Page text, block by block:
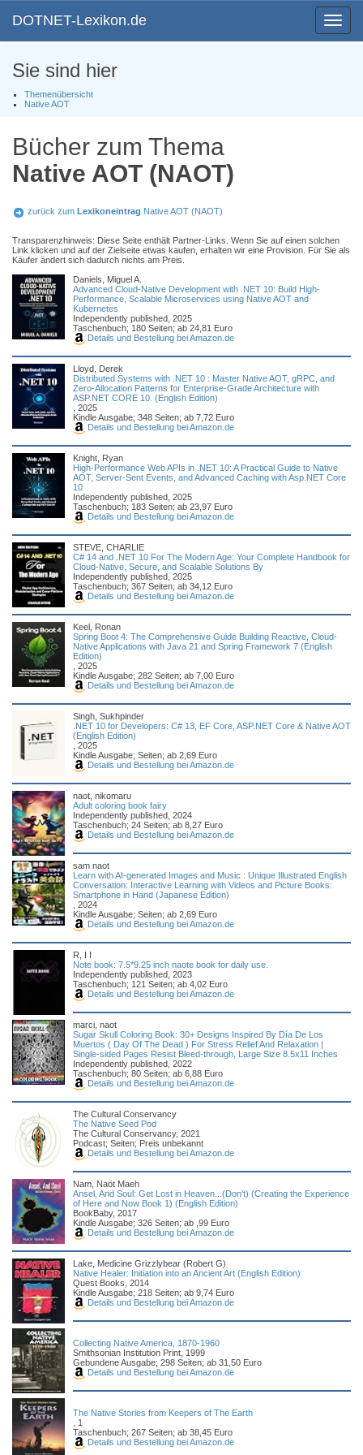
Toggle
DOTNET-Lexikon.de
Sie sind hier
Themenübersicht
Native AOT
Bücher zum Thema
Native AOT (NAOT)
zurück zum Lexikoneintrag Native AOT (NAOT)
Transparenzhinweis: Diese Seite enthält Partner-Links. Wenn Sie auf einen solchen
Link klicken und auf der Zielseite etwas kaufen, erhalten wir eine Provision. Für Sie als
Käufer ändert sich dadurch nichts am Preis.
Daniels, Miguel A.
Advanced Cloud-Native Development with .NET 10: Build High-
Performance, Scalable Microservices using Native AOT and
Kubernetes
Independently published, 2025
Taschenbuch; 180 Seiten; ab 24,81 Euro
Details und Bestellung bei Amazon.de
Lloyd, Derek
Distributed Systems with .NET 10 : Master Native AOT, gRPC, and
Zero-Allocation Patterns for Enterprise-Grade Architecture with
ASP.NET CORE 10. (English Edition)
, 2025
Kindle Ausgabe; 348 Seiten; ab 7,72 Euro
Details und Bestellung bei Amazon.de
Knight, Ryan
High-Performance Web APIs in .NET 10: A Practical Guide to Native
AOT, Server-Sent Events, and Advanced Caching with Asp.NET Core
10
Independently published, 2025
Taschenbuch; 183 Seiten; ab 23,97 Euro
Details und Bestellung bei Amazon.de
STEVE, CHARLIE
C# 14 and .NET 10 For The Modern Age: Your Complete Handbook for
Cloud-Native, Secure, and Scalable Solutions By
Independently published, 2025
Taschenbuch; 367 Seiten; ab 34,12 Euro
Details und Bestellung bei Amazon.de
Keel, Ronan
Spring Boot 4: The Comprehensive Guide Building Reactive, Cloud-
Native Applications with Java 21 and Spring Framework 7 (English
Edition)
, 2025
Kindle Ausgabe; 282 Seiten; ab 7,00 Euro
Details und Bestellung bei Amazon.de
Singh, Sukhpinder
.NET 10 for Developers: C# 13, EF Core, ASP.NET Core & Native AOT
(English Edition)
, 2025
Kindle Ausgabe; Seiten; ab 2,69 Euro
Details und Bestellung bei Amazon.de
naot, nikomaru
Adult coloring book fairy
Independently published, 2024
Taschenbuch; 24 Seiten; ab 8,27 Euro
Details und Bestellung bei Amazon.de
sam naot
Learn with AI-generated Images and Music : Unique Illustrated English
Conversation: Interactive Learning with Videos and Picture Books:
Smartphone in Hand (Japanese Edition)
, 2024
Kindle Ausgabe; Seiten; ab 2,69 Euro
Details und Bestellung bei Amazon.de
R, I I
Note book: 7.5*9.25 inch naote book for daily use.
Independently published, 2023
Taschenbuch; 121 Seiten; ab 4,02 Euro
Details und Bestellung bei Amazon.de
marci, naot
Sugar Skull Coloring Book: 30+ Designs Inspired By Día De Los
Muertos ( Day Of The Dead ) For Stress Relief And Relaxation |
Single-sided Pages Resist Bleed-through, Large Size 8.5x11 Inches
Independently published, 2022
Taschenbuch; 80 Seiten; ab 6,88 Euro
Details und Bestellung bei Amazon.de
The Cultural Conservancy
The Native Seed Pod
The Cultural Conservancy, 2021
Podcast; Seiten; Preis unbekannt
Details und Bestellung bei Amazon.de
Nam, Naöt Maeh
Ansel, And Soul: Get Lost in Heaven...(Don't) (Creating the Experience
of Here and Now Book 1) (English Edition)
BookBaby, 2017
Kindle Ausgabe; 326 Seiten; ab ,99 Euro
Details und Bestellung bei Amazon.de
Lake, Medicine Grizzlybear (Robert G)
Native Healer: Initiation into an Ancient Art (English Edition)
Quest Books, 2014
Kindle Ausgabe; 218 Seiten; ab 9,74 Euro
Details und Bestellung bei Amazon.de
Collecting Native America, 1870-1960
Smithsonian Institution Print, 1999
Gebundene Ausgabe; 298 Seiten; ab 31,50 Euro
Details und Bestellung bei Amazon.de
The Native Stories from Keepers of The Earth
, 1
Taschenbuch; 267 Seiten; ab 38,45 Euro
Details und Bestellung bei Amazon.de